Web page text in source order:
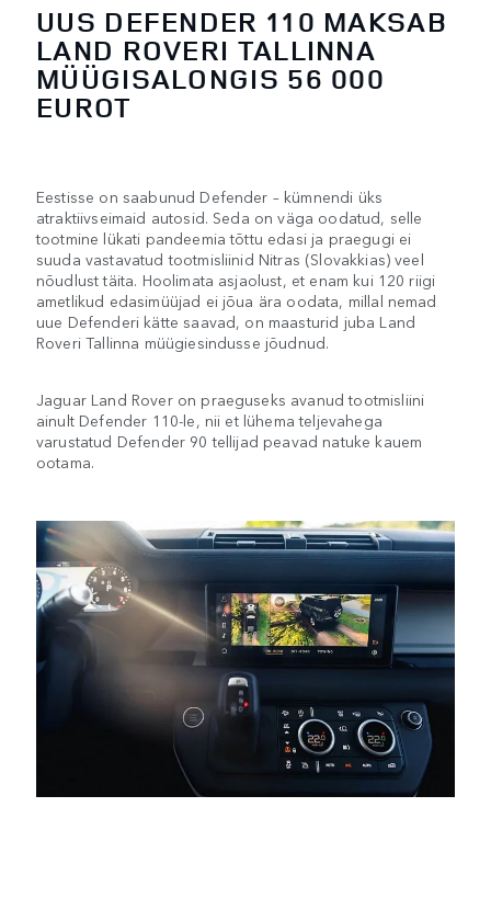
UUS DEFENDER 110 MAKSAB
LAND ROVERI TALLINNA
MÜÜGISALONGIS 56 000
EUROT
Eestisse on saabunud Defender – kümnendi üks
atraktiivseimaid autosid. Seda on väga oodatud, selle
tootmine lükati pandeemia tõttu edasi ja praegugi ei
suuda vastavatud tootmisliinid Nitras (Slovakkias) veel
nõudlust täita. Hoolimata asjaolust, et enam kui 120 riigi
ametlikud edasimüüjad ei jõua ära oodata, millal nemad
uue Defenderi kätte saavad, on maasturid juba Land
Roveri Tallinna müügiesindusse jõudnud.
Jaguar Land Rover on praeguseks avanud tootmisliini
ainult Defender 110-le, nii et lühema teljevahega
varustatud Defender 90 tellijad peavad natuke kauem
ootama.